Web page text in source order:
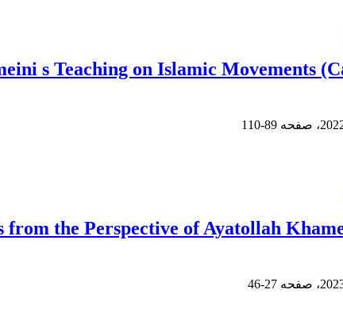
s Teaching on Islamic Movements
89-110
the Perspective of Ayatollah
27-46